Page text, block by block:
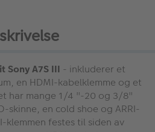
Sony A7S III - inkluderer et
en HDMI-kabelklemme og et
har mange 1/4 "-20 og 3/8"
skinne, en cold shoe og ARRI-
festes til siden av